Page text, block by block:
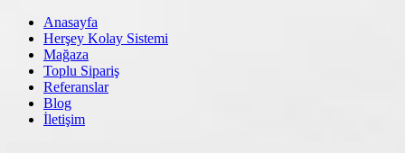
Anasayfa
Herşey Kolay Sistemi
Mağaza
Toplu Sipariş
Referanslar
Blog
İletişim